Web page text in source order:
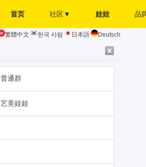
首页 社区▼ 娃娃 品
繁體中文 한국 사람 日本語 Deutsch
普通群
艺美娃娃